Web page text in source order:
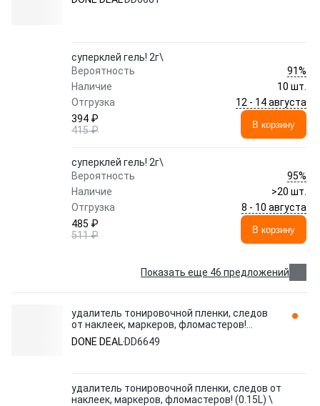
суперклей гель! 2г\
Вероятность
91%
Наличие
10 шт.
Отгрузка
12 - 14 августа
394 ₽
415 ₽
В корзину
суперклей гель! 2г\
Вероятность
95%
Наличие
>20 шт.
Отгрузка
8 - 10 августа
485 ₽
511 ₽
В корзину
Показать еще 46 предложений
удалитель тонировочной пленки, следов
от наклеек, маркеров, фломастеров!
(0.15L) \ DD6649 DONE DEAL
DONE DEAL DD6649
удалитель тонировочной пленки, следов от
наклеек, маркеров, фломастеров! (0.15L) \